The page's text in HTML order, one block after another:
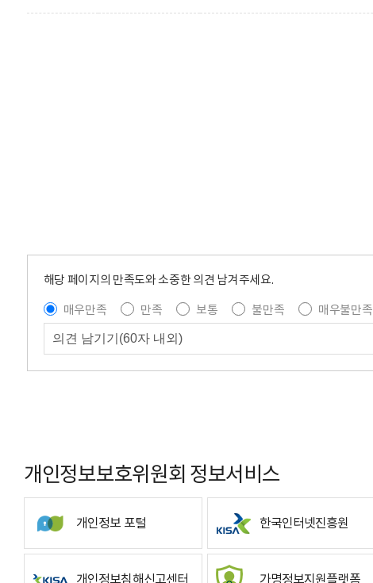
해당 페이지의 만족도와 소중한 의견 남겨주세요.
매우만족
만족 보통 불만족
매우불만족
개인정보보호위원회 정보서비스
개인정보 포털 한국인터넷진흥원
개인정보침해신고센터 가명정보지원플랫폼